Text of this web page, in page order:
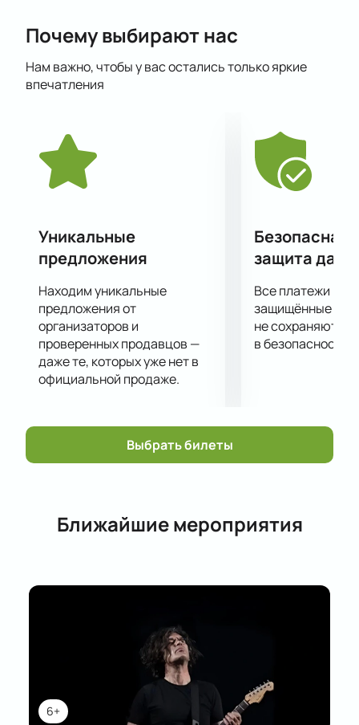
Далее нас ждёт выставка «Робостанция». Это
которая стирает грань между технологичным
настоящим и фантастическим будущим.
Почему выбирают нас
Нам важно, чтобы у вас остались только яркие
впечатления
Уникальные
предложения
Находим уникальные
предложения от
организаторов и
проверенных продавцов —
даже те, которых уже нет в
официальной продаже.
Безопасная
защита
Все платежи
защищённые
не сохраняются
в безопасности.
Выбрать билеты
Ближайшие мероприятия
6+